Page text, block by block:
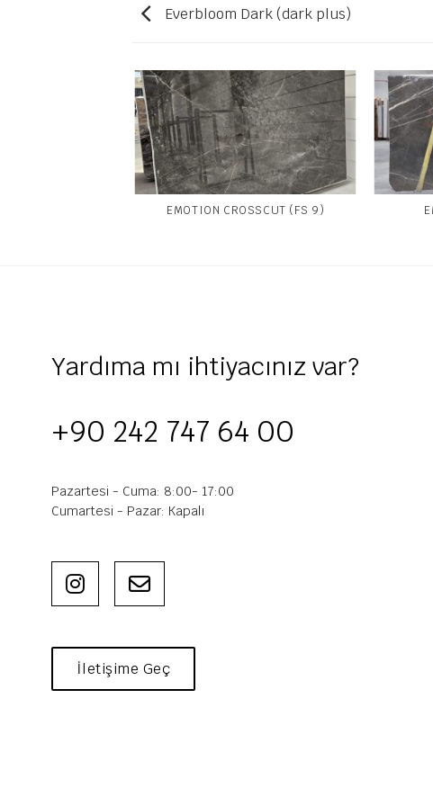
Everbloom Dark (dark plus)
EMOTION CROSSCUT (FS 9)
Yardıma mı ihtiyacınız var?
+90 242 747 64 00
Pazartesi - Cuma: 8:00- 17:00
Cumartesi - Pazar: Kapalı
İletişime Geç